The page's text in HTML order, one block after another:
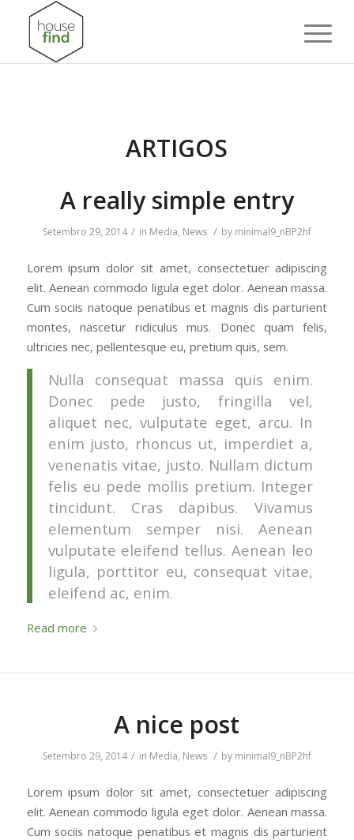
ARTIGOS
A really simple entry
Setembro 29, 2014 / in Media, News / by minimal9_nBP2hf
Lorem ipsum dolor sit amet, consectetuer adipiscing
elit. Aenean commodo ligula eget dolor. Aenean massa.
Cum sociis natoque penatibus et magnis dis parturient
montes, nascetur ridiculus mus. Donec quam felis,
ultricies nec, pellentesque eu, pretium quis, sem.
Nulla consequat massa quis enim.
Donec pede justo, fringilla vel,
aliquet nec, vulputate eget, arcu. In
enim justo, rhoncus ut, imperdiet a,
venenatis vitae, justo. Nullam dictum
felis eu pede mollis pretium. Integer
tincidunt. Cras dapibus. Vivamus
elementum semper nisi. Aenean
vulputate eleifend tellus. Aenean leo
ligula, porttitor eu, consequat vitae,
eleifend ac, enim.
Read more
A nice post
Setembro 29, 2014 / in Media, News / by minimal9_nBP2hf
Lorem ipsum dolor sit amet, consectetuer adipiscing
elit. Aenean commodo ligula eget dolor. Aenean massa.
Cum sociis natoque penatibus et magnis dis parturient